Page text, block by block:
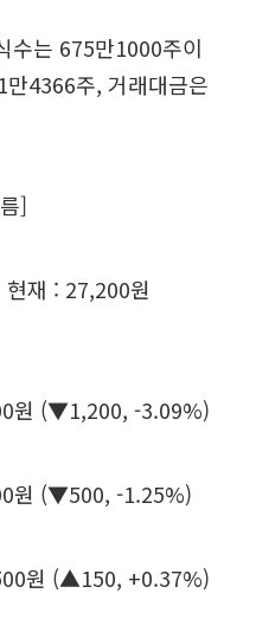
수는 675만1000주이
4366주, 거래대금은
]
재 : 27,200원
원 (▼1,200, -3.09%)
원 (▼500, -1.25%)
원 (▲150, +0.37%)